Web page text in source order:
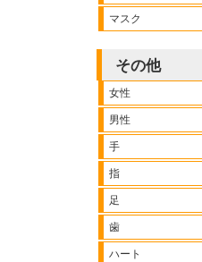
マスク
その他
女性
男性
手
指
足
歯
ハート